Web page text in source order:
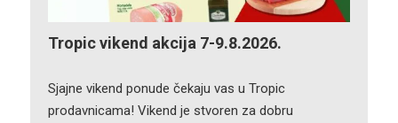
Tropic vikend akcija 7-9.8.2026.
Sjajne vikend ponude čekaju vas u Tropic
prodavnicama! Vikend je stvoren za dobru